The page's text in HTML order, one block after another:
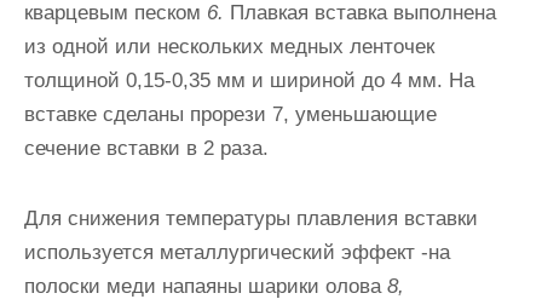
кварцевым песком 6. Плав­кая вставка выполнена
из одной или нескольких медных ленточек
толщиной 0,15-0,35 мм и шириной до 4 мм. На
вставке сделаны про­рези 7, уменьшающие
сечение вставки в 2 раза.
Для снижения темпе­ратуры плавления вставки
используется металлургический эффект -на
полоски меди напаяны шарики олова 8,